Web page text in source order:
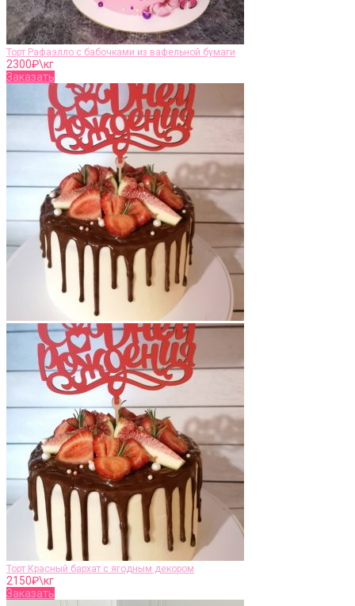
Торт Рафаэлло с бабочками из вафельной бумаги
2300₽\кг
Заказать
Торт Красный бархат с ягодным декором
2150₽\кг
Заказать